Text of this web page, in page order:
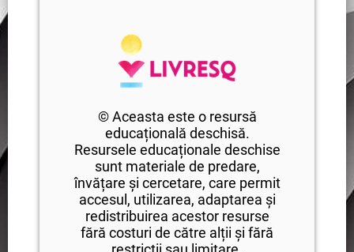
© Aceasta este o resursă
educațională deschisă.
Resursele educaționale deschise
sunt materiale de predare,
învățare și cercetare, care permit
accesul, utilizarea, adaptarea și
redistribuirea acestor resurse
fără costuri de către alții și fără